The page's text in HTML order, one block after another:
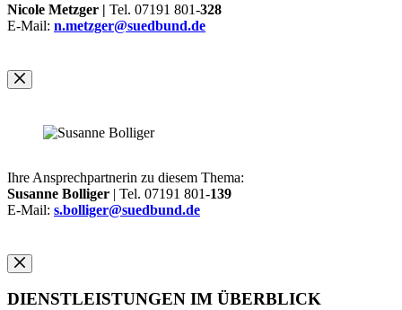
Nicole Metzger | Tel. 07191 801-328
E-Mail: n.metzger@suedbund.de
Ihre Ansprechpartnerin zu diesem Thema:
Susanne Bolliger | Tel. 07191 801-139
E-Mail: s.bolliger@suedbund.de
DIENSTLEISTUNGEN IM ÜBERBLICK